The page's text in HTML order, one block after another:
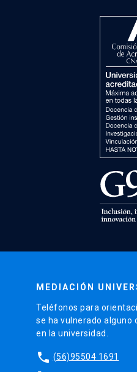
MEDIACIÓN
Teléfonos para
se ha vulnerado alguno
en la universidad.
phone (56)95504 1691